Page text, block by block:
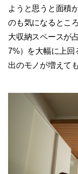
ようと思うと面積
のも気になるとこ
大収納スペースが
7%）を大幅に上回
出のモノが増えて